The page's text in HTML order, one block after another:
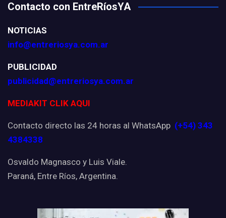
Contacto con EntreRíosYA
NOTICIAS
info@entreriosya.com.ar
PUBLICIDAD
publicidad@entreriosya.com.ar
MEDIAKIT CLIK AQUI
Contacto directo las 24 horas al WhatsApp (+54) 343
4384338
Osvaldo Magnasco y Luis Viale.
Paraná, Entre Ríos, Argentina.